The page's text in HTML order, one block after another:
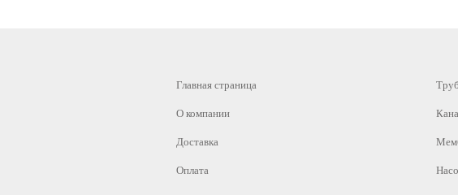
Главная страница
О компании
Доставка
Оплата